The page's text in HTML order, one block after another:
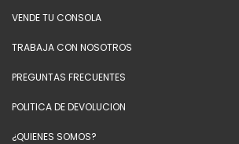
VENDE TU CONSOLA
TRABAJA CON NOSOTROS
PREGUNTAS FRECUENTES
POLITICA DE DEVOLUCION
¿QUIENES SOMOS?